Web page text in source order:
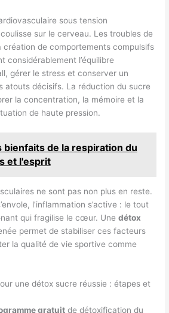
sous tension
sur le cerveau. Les troubles de
création de comportements compulsifs
considérablement l’équilibre
gérer le stress et conserver un
atouts décisifs. La réduction du sucre
la concentration, la mémoire et la
de haute pression.
bienfaits de la respiration du
et l'esprit
ne sont pas non plus en reste.
l’inflammation s’active : le tout
qui fragilise le cœur. Unedétox
permet de stabiliser ces facteurs
la qualité de vie sportive comme
une détox sucre réussie : étapes et
gratuit de détoxification du